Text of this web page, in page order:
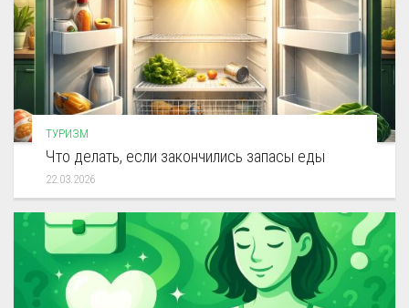
ТУРИЗМ
Что делать, если закончились запасы еды
22.03.2026